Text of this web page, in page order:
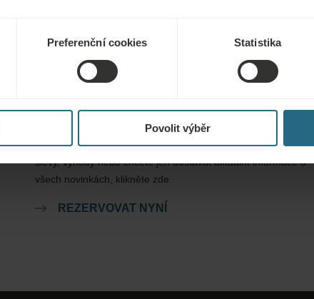
Preferenční cookies Statistika
Povolit výběr
Naše nejlepší nabídky si můžete rezervovat zde. Pokud se
chcete připojit k našemu věrnostnímu programu a získat další
slevy, výhody nebo chcete jen dostávat aktuální informace o
všech novinkách, klikněte zde.
REZERVOVAT NYNÍ